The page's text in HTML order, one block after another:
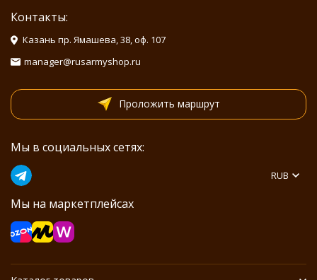
Контакты:
Казань пр. Ямашева, 38, оф. 107
manager@rusarmyshop.ru
Проложить маршрут
Мы в социальных сетях:
Мы на маркетплейсах
RUB